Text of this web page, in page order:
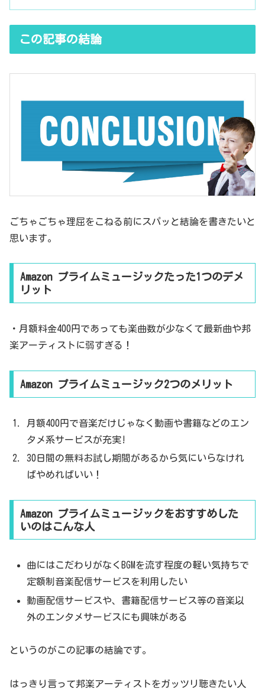
この記事の結論
ごちゃごちゃ理屈をこねる前にスパッと結論を書きたいと
思います。
Amazon プライムミュージックたった1つのデメ
リット
・月額料金400円であっても楽曲数が少なくて最新曲や邦
楽アーティストに弱すぎる！
Amazon プライムミュージック2つのメリット
月額400円で音楽だけじゃなく動画や書籍などのエン
タメ系サービスが充実!
30日間の無料お試し期間があるから気にいらなけれ
ばやめればいい！
Amazon プライムミュージックをおすすめした
いのはこんな人
曲にはこだわりがなくBGMを流す程度の軽い気持ちで
定額制音楽配信サービスを利用したい
動画配信サービスや、書籍配信サービス等の音楽以
外のエンタメサービスにも興味がある
というのがこの記事の結論です。
はっきり言って邦楽アーティストをガッツリ聴きたい人